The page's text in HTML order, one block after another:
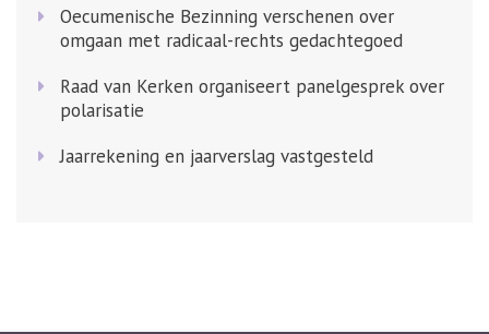
Oecumenische Bezinning verschenen over
omgaan met radicaal-rechts gedachtegoed
Raad van Kerken organiseert panelgesprek over
polarisatie
Jaarrekening en jaarverslag vastgesteld